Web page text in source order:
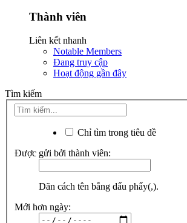
Thành viên
Liên kết nhanh
Notable Members
Đang truy cập
Hoạt động gần đây
Tìm kiếm
Chỉ tìm trong tiêu đề
Được gửi bởi thành viên:
Dãn cách tên bằng dấu phẩy(,).
Mới hơn ngày: